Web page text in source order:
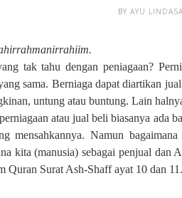
BY AYU
tak tahu dengan peniagaan?
sama. Berniaga dapat diartikan
untung atau buntung. Lain
atau jual beli biasanya ada
mensahkannya. Namun
kita (manusia) sebagai penjual dan
Quran Surat Ash-Shaff ayat 10 dan 11.